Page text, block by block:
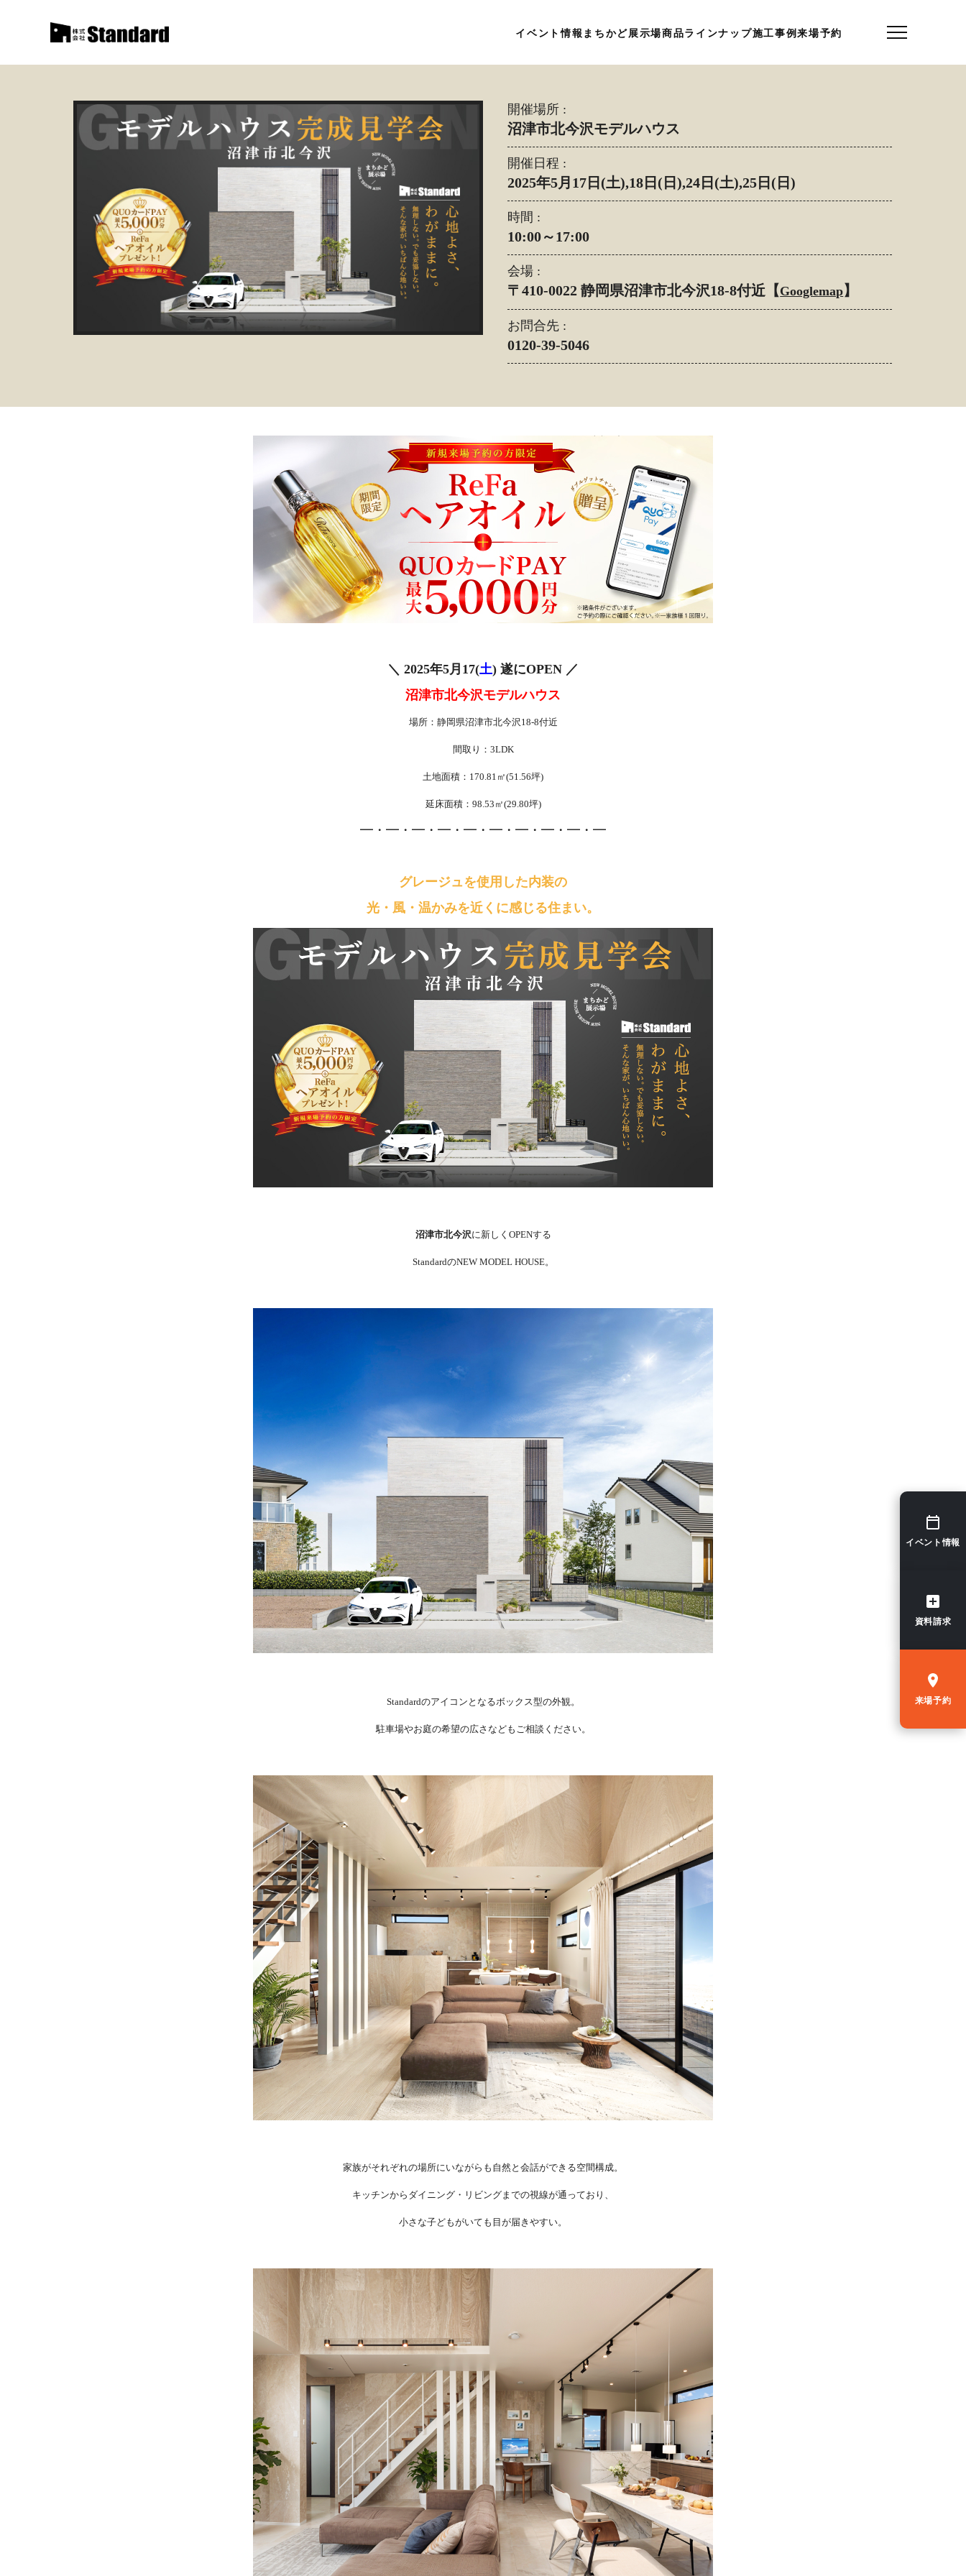
イベント情報 まちかど展示場商品ラインナップ施工事例来場予約
開催場所 :
沼津市北今沢モデルハウス
開催日程 :
2025年5月17日(土),18日(日),24日(土),25日(日)
時間 :
10:00～17:00
会場 :
〒410-0022 静岡県沼津市北今沢18-8付近 【 Googlemap】
お問合先 :
0120-39-5046
＼ 2025年5月17(土) 遂にOPEN ／
沼津市北今沢モデルハウス
場所：静岡県沼津市北今沢18-8付近
間取り：3LDK
土地面積：170.81㎡(51.56坪)
延床面積：98.53㎡(29.80坪)
━・━・━・━・━・━・━・━・━・━
グレージュを使用した内装の
光・風・温かみを近くに感じる住まい。
沼津市北今沢に新しくOPENする
StandardのNEW MODEL HOUSE。
Standardのアイコンとなるボックス型の外観。
駐車場やお庭の希望の広さなどもご相談ください。
家族がそれぞれの場所にいながらも自然と会話ができる空間構成。
キッチンからダイニング・リビングまでの視線が通っており、
小さな子どもがいても目が届きやすい。
イベント情報
資料請求
来場予約